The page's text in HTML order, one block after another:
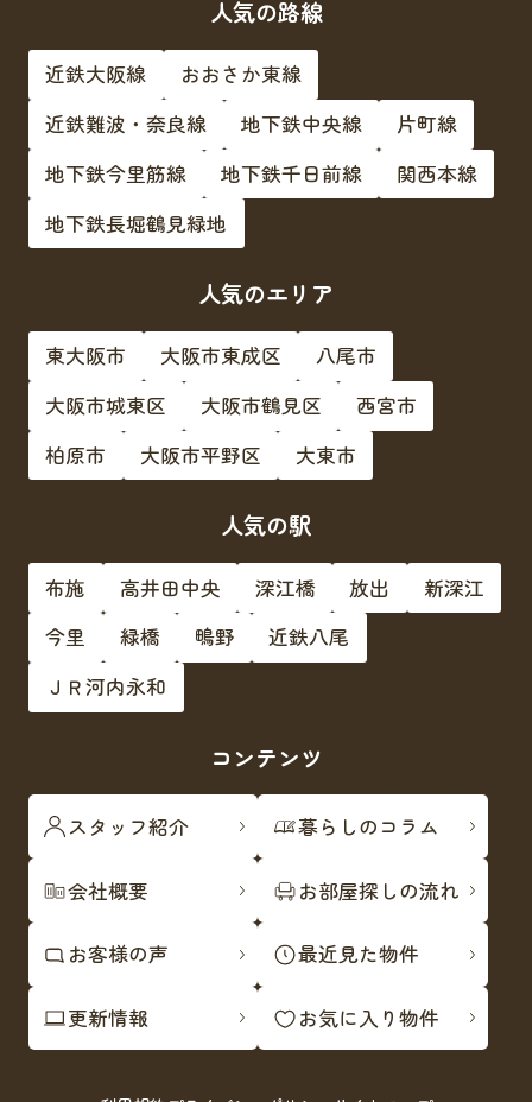
人気の路線
近鉄大阪線
おおさか東線
近鉄難波・奈良線
地下鉄中央線
片町線
地下鉄今里筋線
地下鉄千日前線
関西本線
地下鉄長堀鶴見緑地
人気のエリア
東大阪市 大阪市東成区
八尾市
大阪市城東区
大阪市鶴見区
西宮市
柏原市
大阪市平野区 大東市
人気の駅
布施 高井田中央 深江橋 放出
新深江
今里
緑橋 鴫野
近鉄八尾
ＪＲ河内永和
コンテンツ
スタッフ紹介 暮らしのコラム
会社概要 お部屋探しの流れ
お客様の声 最近見た物件
更新情報 お気に入り物件